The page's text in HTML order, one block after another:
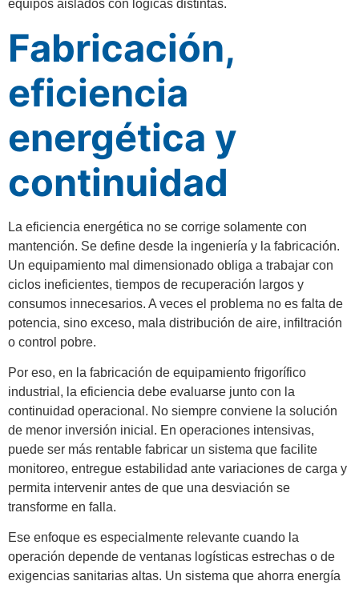
equipos aislados con lógicas distintas.
Fabricación,
eficiencia
energética y
continuidad
La eficiencia energética no se corrige solamente con
mantención. Se define desde la ingeniería y la fabricación.
Un equipamiento mal dimensionado obliga a trabajar con
ciclos ineficientes, tiempos de recuperación largos y
consumos innecesarios. A veces el problema no es falta de
potencia, sino exceso, mala distribución de aire, infiltración
o control pobre.
Por eso, en la fabricación de equipamiento frigorífico
industrial, la eficiencia debe evaluarse junto con la
continuidad operacional. No siempre conviene la solución
de menor inversión inicial. En operaciones intensivas,
puede ser más rentable fabricar un sistema que facilite
monitoreo, entregue estabilidad ante variaciones de carga y
permita intervenir antes de que una desviación se
transforme en falla.
Ese enfoque es especialmente relevante cuando la
operación depende de ventanas logísticas estrechas o de
exigencias sanitarias altas. Un sistema que ahorra energía